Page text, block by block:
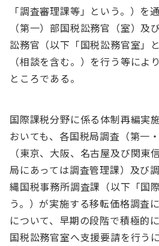
「調査審理課等」という。）を
（第一）部国税訟務官（室）及
訟務官（以下「国税訟務官室」
（相談を含む。）を行う等によ
ところである。
国際課税分野に係る体制再編実
おいても、各国税局調査（第一
（東京、大阪、名古屋及び関東
局にあっては調査管理課）及び
縄国税事務所調査課（以下「国
う。）が実施する移転価格調査
について、早期の段階で積極的
国税訟務官室へ支援要請を行う